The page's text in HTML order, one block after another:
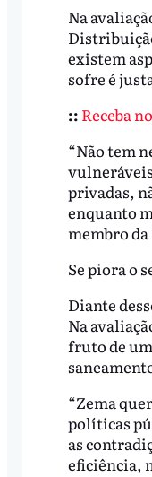
Na
existem
sofre é
:: Receba
“Não tem
privadas,
enquanto
membro
Se piora o
Diante
Na
fruto de
“Zema
políticas
as
eficiência,